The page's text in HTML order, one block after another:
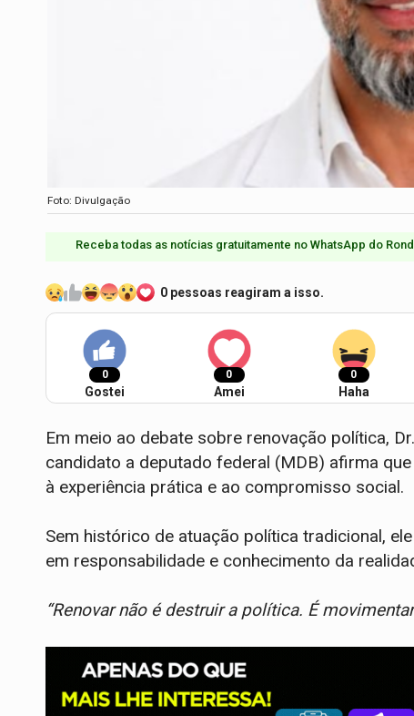
Foto: Divulgação
Receba todas as notícias gratuitamente no WhatsApp do
0 pessoas reagiram a isso.
0
Gostei
0
Amei
0
Haha
Em meio ao debate sobre renovação política,
candidato a deputado federal (MDB) afirma
à experiência prática e ao compromisso social.
Sem histórico de atuação política tradicional,
em responsabilidade e conhecimento da
“Renovar não é destruir a política. É